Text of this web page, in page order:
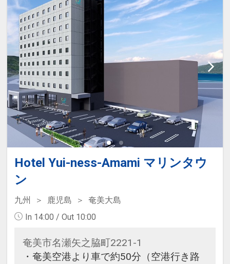
Hotel Yui-ness-Amami マリンタウ
ン
九州 鹿児島
奄美大島
In 14:00 / Out 10:00
奄美市名瀬矢之脇町2221-1
・奄美空港より車で約50分（空港行き路